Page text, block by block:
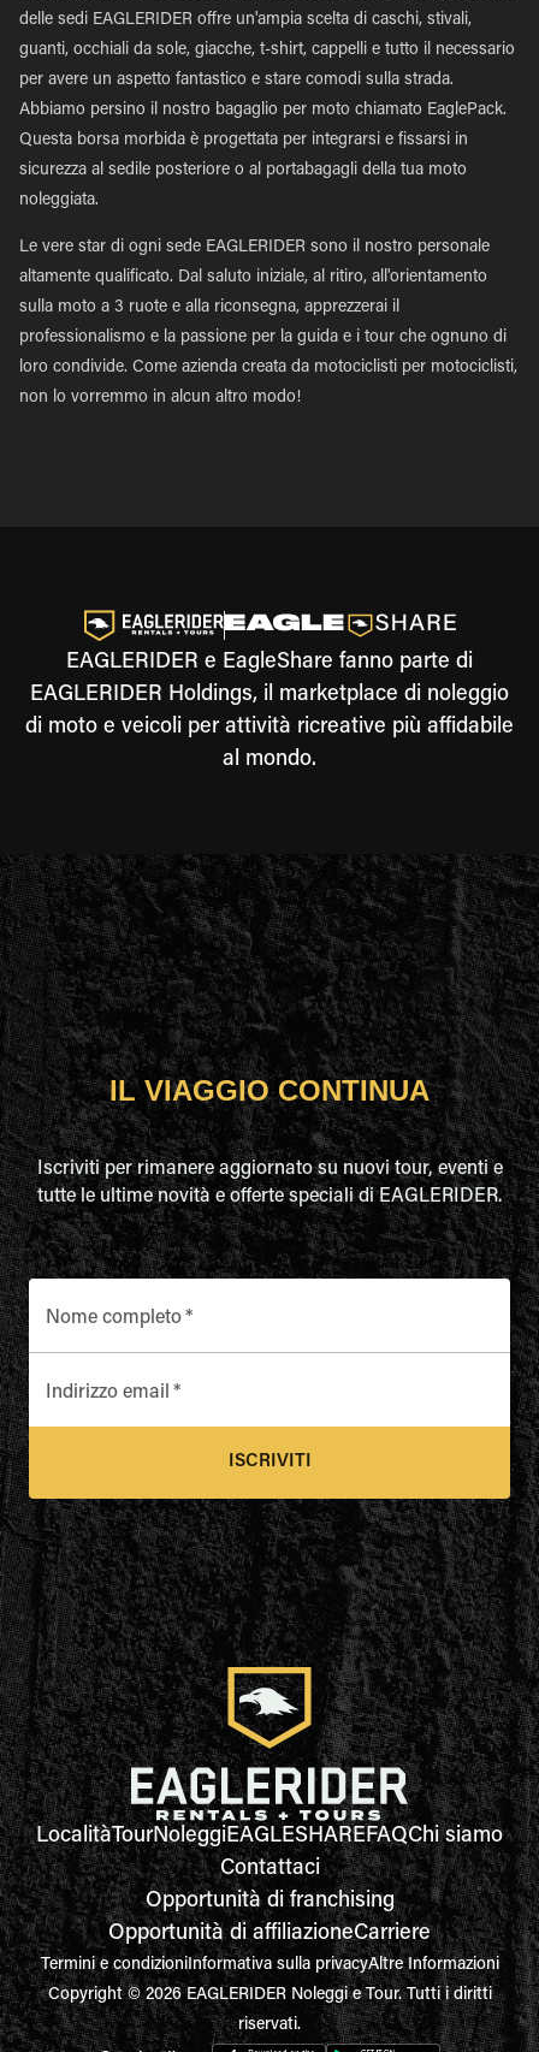
delle sedi EAGLERIDER offre un'ampia scelta di caschi, stivali,
guanti, occhiali da sole, giacche, t-shirt, cappelli e tutto il necessario
per avere un aspetto fantastico e stare comodi sulla strada.
Abbiamo persino il nostro bagaglio per moto chiamato EaglePack.
Questa borsa morbida è progettata per integrarsi e fissarsi in
sicurezza al sedile posteriore o al portabagagli della tua moto
noleggiata.
Le vere star di ogni sede EAGLERIDER sono il nostro personale
altamente qualificato. Dal saluto iniziale, al ritiro, all'orientamento
sulla moto a 3 ruote e alla riconsegna, apprezzerai il
professionalismo e la passione per la guida e i tour che ognuno di
loro condivide. Come azienda creata da motociclisti per motociclisti,
non lo vorremmo in alcun altro modo!
EAGLERIDER e EagleShare fanno parte di
EAGLERIDER Holdings, il marketplace di noleggio
di moto e veicoli per attività ricreative più affidabile
al mondo.
IL VIAGGIO CONTINUA
Iscriviti per rimanere aggiornato su nuovi tour, eventi e
tutte le ultime novità e offerte speciali di EAGLERIDER.
Nome completo*
Indirizzo email *
ISCRIVITI
LocalitàTourNoleggiEAGLESHAREFAQChi siamo
Contattaci
Opportunità di franchising
Opportunità di affiliazioneCarriere
Termini e condizioniInformativa sulla privacyAltre Informazioni
Copyright © 2026 EAGLERIDER Noleggi e Tour. Tutti i diritti
riservati.